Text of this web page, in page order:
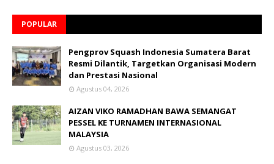
POPULAR
Pengprov Squash Indonesia Sumatera Barat
Resmi Dilantik, Targetkan Organisasi Modern
dan Prestasi Nasional
Agustus 04, 2026
AIZAN VIKO RAMADHAN BAWA SEMANGAT
PESSEL KE TURNAMEN INTERNASIONAL
MALAYSIA
Agustus 03, 2026